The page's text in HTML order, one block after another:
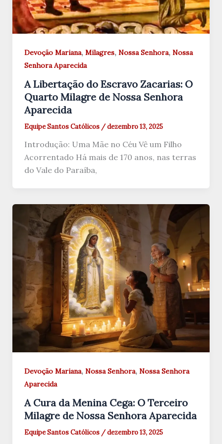
Devoção Mariana, Milagres, Nossa Senhora, Nossa
Senhora Aparecida
A Libertação do Escravo Zacarias: O
Quarto Milagre de Nossa Senhora
Aparecida
Equipe Santos Católicos /dezembro 13, 2025
Introdução: Uma Mãe no Céu Vê um Filho
Acorrentado Há mais de 170 anos, nas terras
do Vale do Paraíba,
Devoção Mariana, Nossa Senhora, Nossa Senhora
Aparecida
A Cura da Menina Cega: O Terceiro
Milagre de Nossa Senhora Aparecida
Equipe Santos Católicos /dezembro 13, 2025